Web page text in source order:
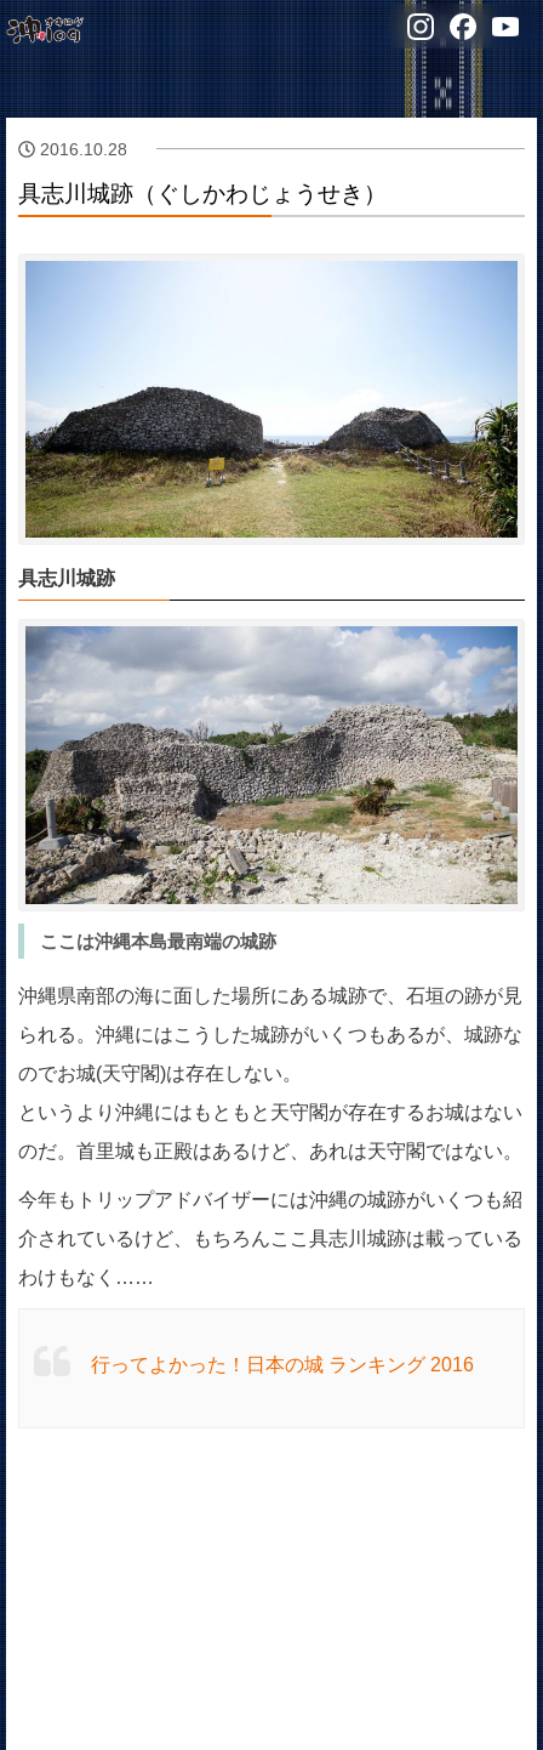
2016.10.28
具志川城跡（ぐしかわじょうせき）
具志川城跡
ここは沖縄本島最南端の城跡
沖縄県南部の海に面した場所にある城跡で、石垣の跡が見
られる。沖縄にはこうした城跡がいくつもあるが、城跡な
のでお城(天守閣)は存在しない。
というより沖縄にはもともと天守閣が存在するお城はない
のだ。首里城も正殿はあるけど、あれは天守閣ではない。
今年もトリップアドバイザーには沖縄の城跡がいくつも紹
介されているけど、もちろんここ具志川城跡は載っている
わけもなく……
行ってよかった！日本の城 ランキング 2016